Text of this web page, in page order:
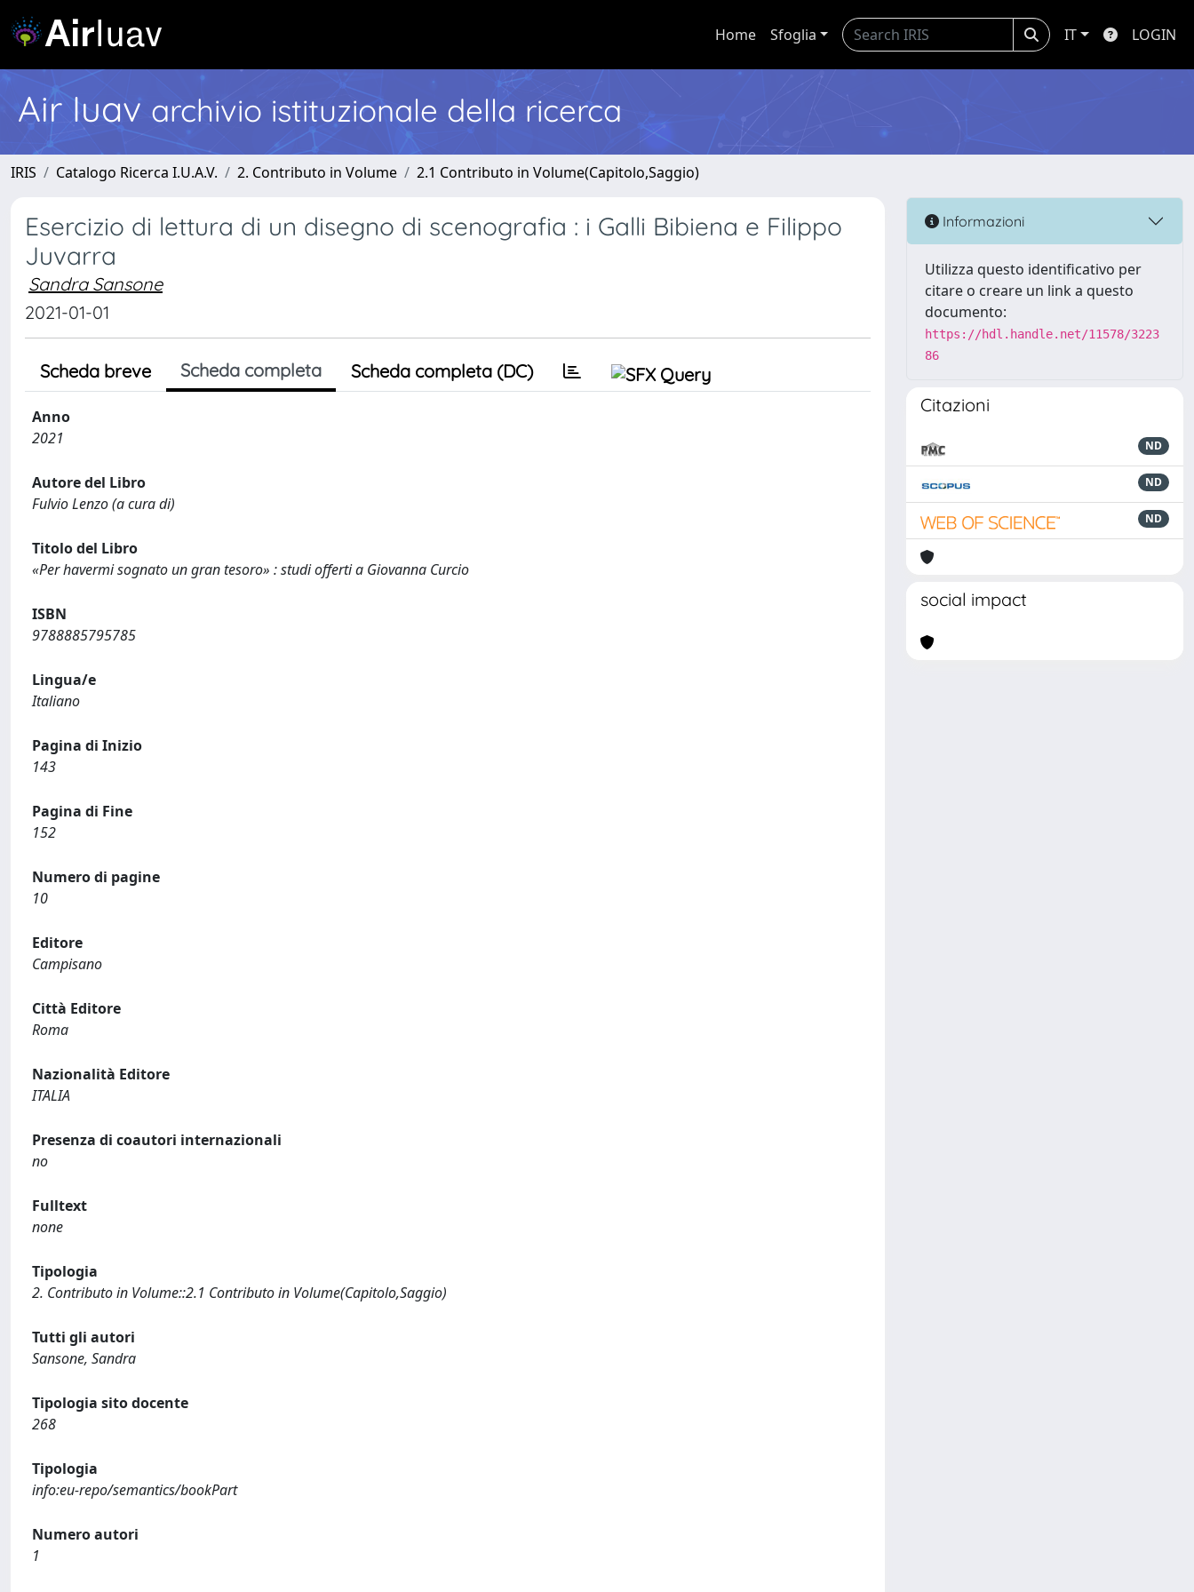
Home Sfoglia IT LOGIN
Air Iuav archivio istituzionale della ricerca
IRIS Catalogo Ricerca I.U.A.V. 2. Contributo in Volume 2.1 Contributo in Volume(Capitolo,Saggio)
Esercizio di lettura di un disegno di scenografia : i Galli Bibiena e Filippo
Juvarra
Sandra Sansone
2021-01-01
Scheda breve Scheda completa Scheda completa (DC)
Anno
2021
Autore del Libro
Fulvio Lenzo (a cura di)
Titolo del Libro
«Per havermi sognato un gran tesoro» : studi offerti a Giovanna Curcio
ISBN
9788885795785
Lingua/e
Italiano
Pagina di Inizio
143
Pagina di Fine
152
Numero di pagine
10
Editore
Campisano
Città Editore
Roma
Nazionalità Editore
ITALIA
Presenza di coautori internazionali
no
Fulltext
none
Tipologia
2. Contributo in Volume::2.1 Contributo in Volume(Capitolo,Saggio)
Tutti gli autori
Sansone, Sandra
Tipologia sito docente
268
Tipologia
info:eu-repo/semantics/bookPart
Numero autori
1
Informazioni
Utilizza questo identificativo per
citare o creare un link a questo
documento:
https://hdl.handle.net/11578/3223
86
Citazioni
ND
ND
ND
social impact